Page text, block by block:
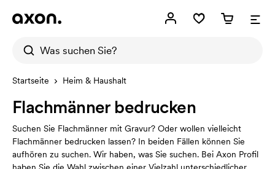
Startseite Heim & Haushalt
Flachmänner bedrucken
Suchen Sie Flachmänner mit Gravur? Oder wollen vielleicht
Flachmänner bedrucken lassen? In beiden Fällen können Sie
aufhören zu suchen. Wir haben, was Sie suchen. Bei Axon Profil